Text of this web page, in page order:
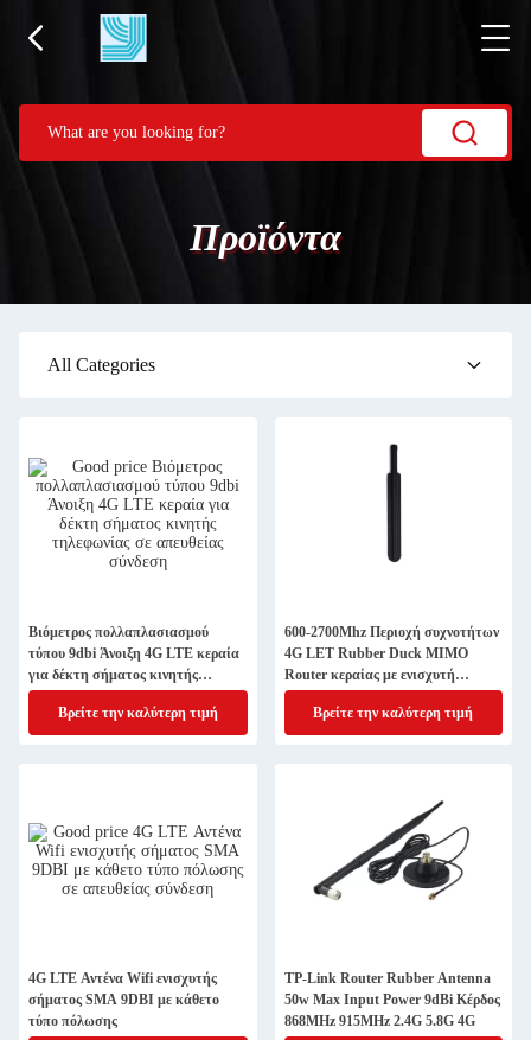
Προϊόντα
All Categories
Βιόμετρος πολλαπλασιασμού
τύπου 9dbi Άνοιξη 4G LTE κεραία
για δέκτη σήματος κινητής
τηλεφωνίας
Βρείτε την καλύτερη τιμή
600-2700Mhz Περιοχή συχνοτήτων
4G LET Rubber Duck MIMO
Router κεραίας με ενισχυτή
σήματος
Βρείτε την καλύτερη τιμή
4G LTE Αντένα Wifi ενισχυτής
σήματος SMA 9DBI με κάθετο
τύπο πόλωσης
TP-Link Router Rubber Antenna
50w Max Input Power 9dBi Κέρδος
868MHz 915MHz 2.4G 5.8G 4G